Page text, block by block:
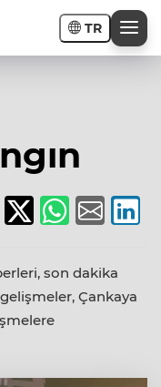
TR
son dakika
Çankaya